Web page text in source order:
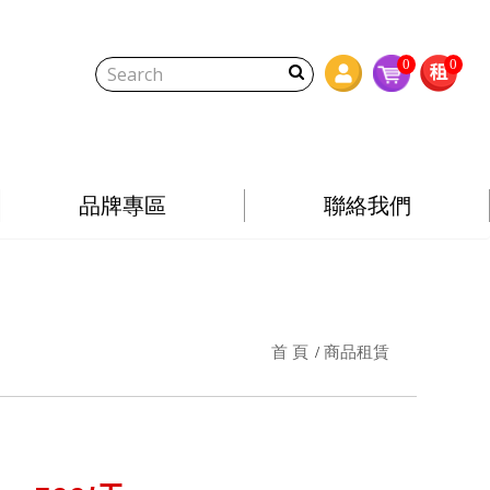
0 0
品牌專區 聯絡我們
首 頁 商品租賃